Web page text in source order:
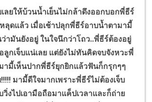
ยให้บ้วนน้ำเย็นไม่กล้าดึงออกบอกพี่ธีร์
ลุดแล้ว เมื่อเช้าปลุกพี่ธีร์อาบน้ำตามามี้
ามันยังอยู่ ในใจนึกว่าโถว..พี่ธีร์ต้องอยู่
กเจ็บแน่เลย แต่ยังไม่ทันคิดจบจังหวะพี่
มี้เห็นปากพี่ธีร์ยุกยิกแล้วฟันก็กรุกๆๆ
มามี้ดีใจมากเพราะพี่ธีร์ไม่ต้องเจ็บ
วิ่งไปเอามือถือมาแค็ปเวลาและก็ถ่าย